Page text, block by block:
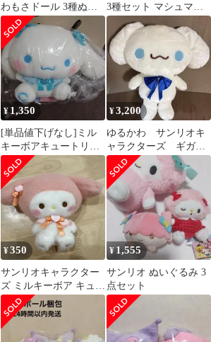
わもさドール 3種ぬい
ぐるみ コンプ セット
3種セット マシュマロ
ミルキーウェイドール
BIGタイプ2 「サンリオ
キャラクターズ」
¥ 1,350
[単品値下げなし]ミル
キーボアキュートリボ
ンbig ぬいぐるみ
¥3,200
ゆるかわ サンリオキ
ャラクターズ ギガジ
ャンボ SNOW ぬいぐ
るみ 青リボン
¥350
サンリオキャラクター
ズ ミルキーボア キュー
トリボンマスコット
¥1,555
サンリオ ぬいぐるみ 3
点セット